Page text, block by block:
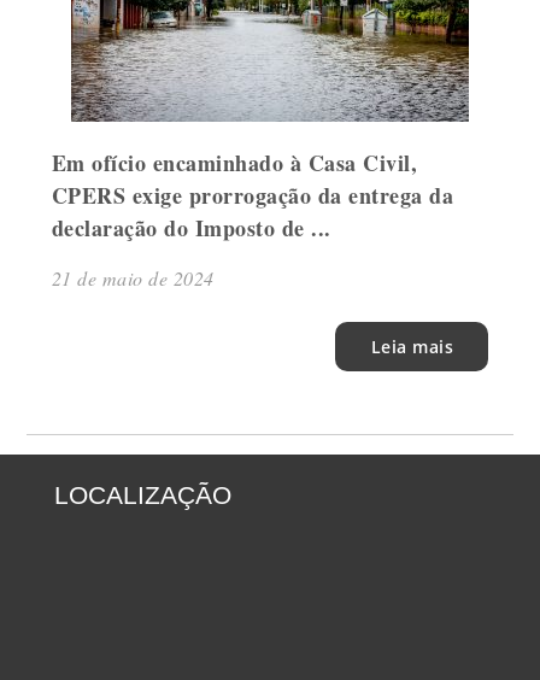
Em ofício encaminhado à Casa Civil,
CPERS exige prorrogação da entrega da
declaração do Imposto de ...
21 de maio de 2024
Leia mais
LOCALIZAÇÃO